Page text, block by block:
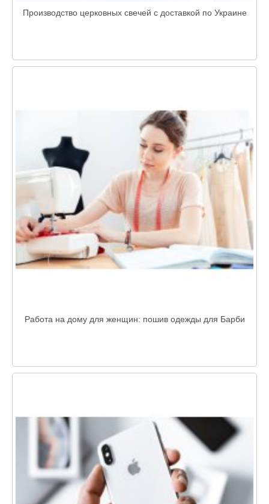
Производство церковных свечей с доставкой по Украине
Работа на дому для женщин: пошив одежды для Барби